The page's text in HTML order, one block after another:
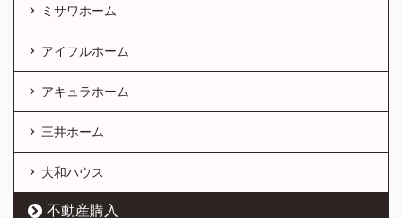
ミサワホーム
アイフルホーム
アキュラホーム
三井ホーム
大和ハウス
不動産購入